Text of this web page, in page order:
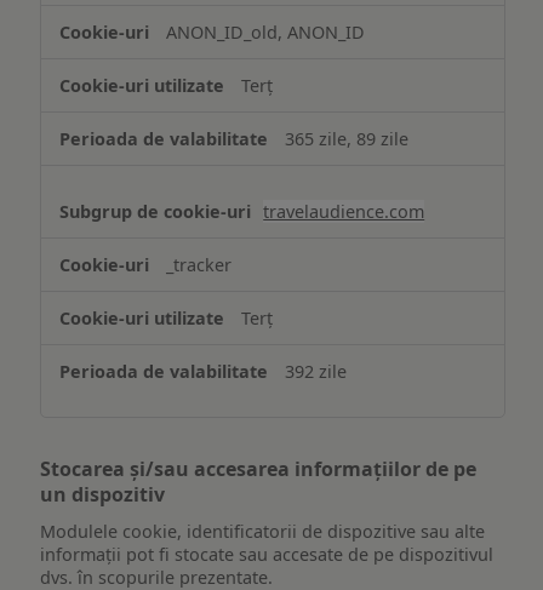
ANON_ID_old, ANON_ID
Terț
365 zile, 89 zile
travelaudience.com
_tracker
Terț
392 zile
Stocarea și/sau accesarea informațiilor de pe
un dispozitiv
Modulele cookie, identificatorii de dispozitive sau alte
informații pot fi stocate sau accesate de pe dispozitivul
dvs. în scopurile prezentate.